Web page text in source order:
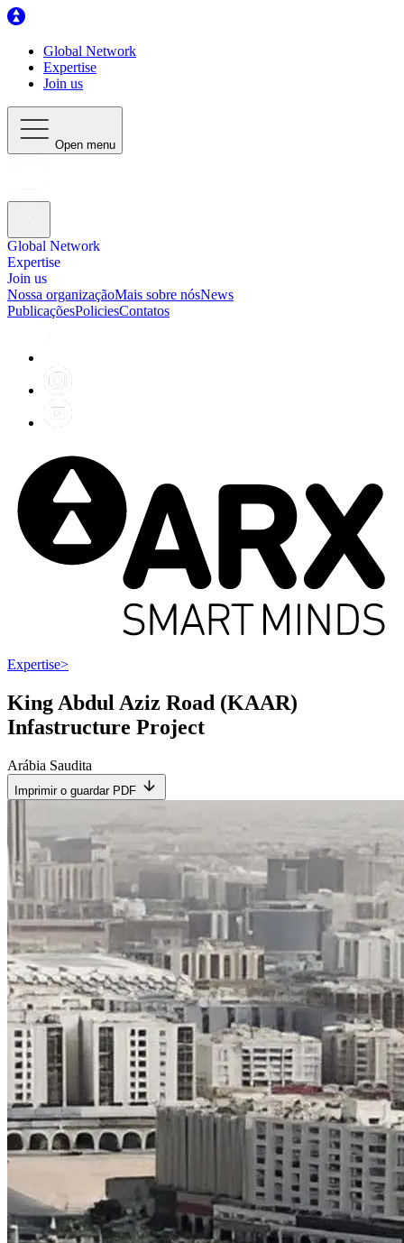
Global Network
Expertise
Join us
Open menu
Global Network
Expertise
Join us
Nossa organizaçãoMais sobre nósNews
PublicaçõesPoliciesContatos
Expertise>
King Abdul Aziz Road (KAAR)
Infastructure Project
Arábia Saudita
Imprimir o guardar PDF